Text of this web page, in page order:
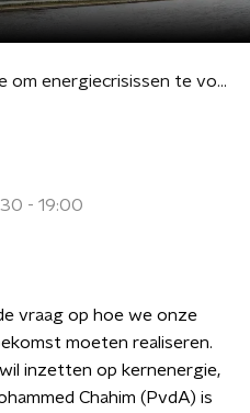
Kernenergie om energiecrisissen te voorkomen
- 19:00
vraag op hoe we onze
moeten realiseren.
inzetten op kernenergie,
Chahim (PvdA) is